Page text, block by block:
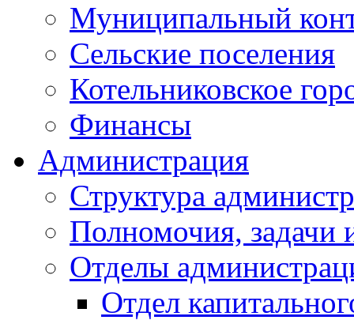
Муниципальный
Сельские поселения
Котельниковское
Финансы
Администрация
Структура
Полномочия, задачи
Отделы
Отдел